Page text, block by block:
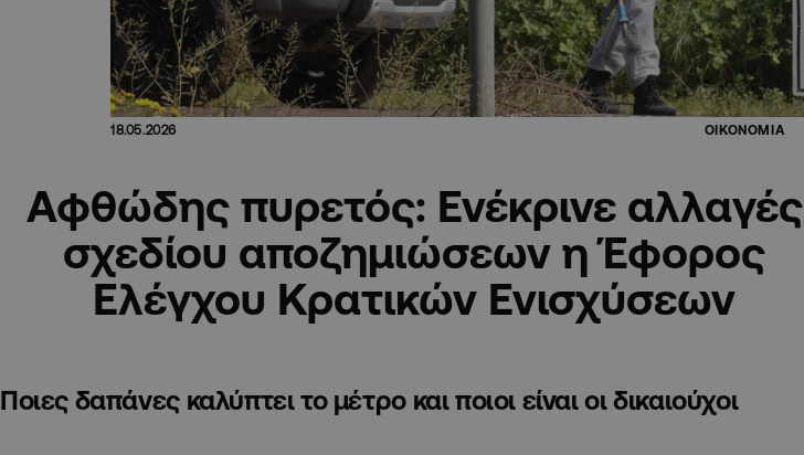
18.05.2026 ΟΙΚΟΝΟΜΙΑ
Αφθώδης πυρετός: Ενέκρινε αλλαγές
σχεδίου αποζημιώσεων η Έφορος
Ελέγχου Κρατικών Ενισχύσεων
Ποιες δαπάνες καλύπτει το μέτρο και ποιοι είναι οι δικαιούχοι